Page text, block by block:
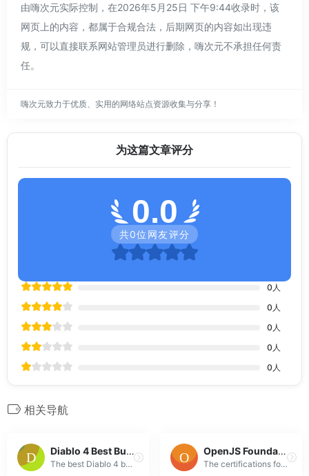
由嗨次元实际控制，在2026年5月25日 下午9:44收录时，该
网页上的内容，都属于合规合法，后期网页的内容如出现违
规，可以直接联系网站管理员进行删除，嗨次元不承担任何责
任。
嗨次元致力于优质、实用的网络站点资源收集与分享！
为这篇文章评分
0.0
共0位网友评分
0 人
0 人
0 人
0 人
0 人
相关导航
Diablo 4 Best Builds
The best Diablo 4 builds tier list for the current meta.
OpenJS Foundation launches new professional certification program to support the future of Node.js development | OpenJS Foundation
The certifications focus on critical skills that Node.js developers need to build Node.js applications and services in professional environments; Cert...